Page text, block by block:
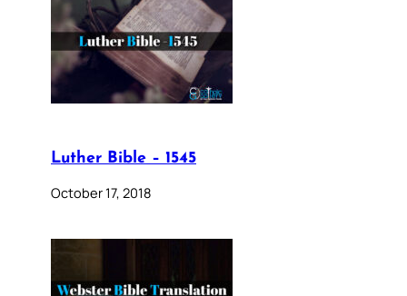
Luther Bible – 1545
October 17, 2018